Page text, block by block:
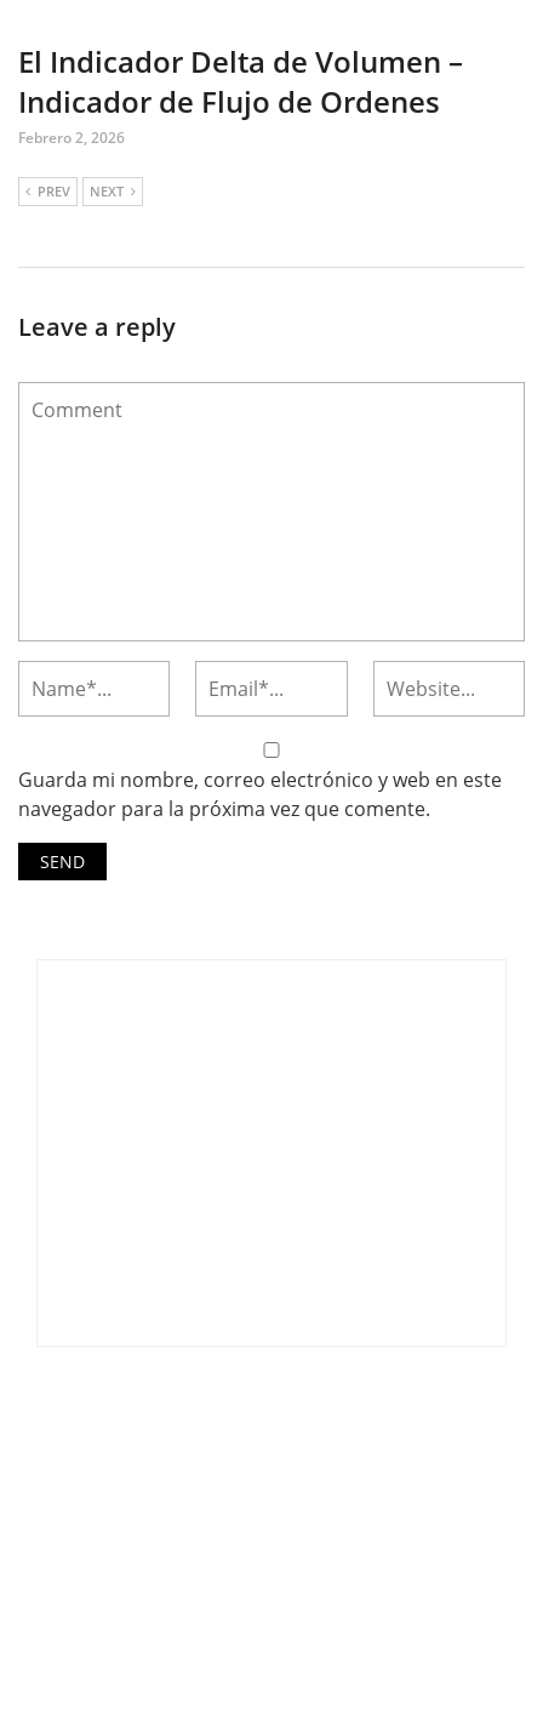
El Indicador Delta de Volumen –
Indicador de Flujo de Ordenes
Febrero 2, 2026
PREV NEXT
Leave a reply
Guarda mi nombre, correo electrónico y web en este
navegador para la próxima vez que comente.